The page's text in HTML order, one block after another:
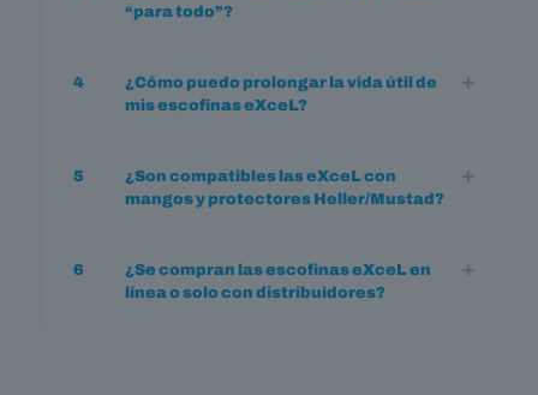
“para todo”?
4
¿Cómo puedo prolongar la vida útil de
mis escofinas eXceL?
5
¿Son compatibles las eXceL con
mangos y protectores Heller/Mustad?
6
¿Se compran las escofinas eXceL en
línea o solo con distribuidores?